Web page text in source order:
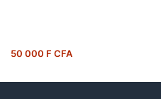
50 000 F CFA